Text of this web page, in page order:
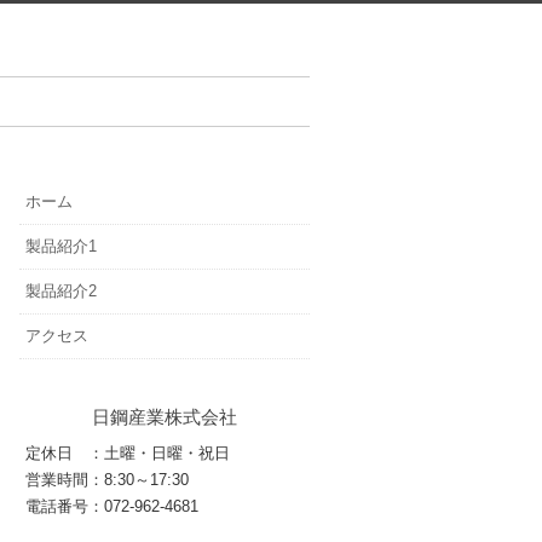
ホーム
製品紹介1
製品紹介2
アクセス
日鋼産業株式会社
定休日 ：土曜・日曜・祝日
営業時間：8:30～17:30
電話番号：072-962-4681